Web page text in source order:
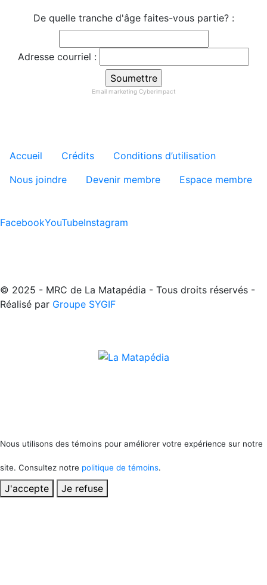
De quelle tranche d'âge faites-vous partie? :
Adresse courriel :
Email marketing Cyberimpact
Menu tertiaire de pied de
Accueil Crédits
Conditions d’utilisation
Nous joindre
Devenir membre Espace membre
FacebookYouTubeInstagram
© 2025 - MRC de La Matapédia - Tous droits réservés -
Réalisé par Groupe SYGIF
Nous utilisons des témoins pour améliorer votre expérience sur notre
site. Consultez notre politique de témoins.
J'accepte Je refuse